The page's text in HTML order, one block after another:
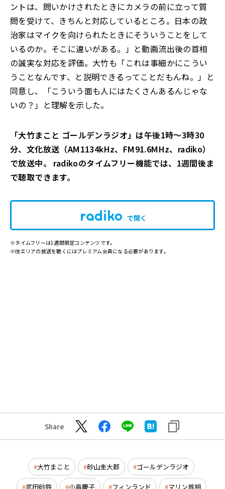
ントは、問いかけされたときにカメラの前に立って質
問を受けて、きちんと対応しているところ。日本の政
治家はマイクを向けられたときにそういうことをして
いるのか。そこに違いがある。」と動画流出後の首相
の誠実な対応を評価。大竹も「これは事細かにこうい
うことなんです、と説明できるってことだもんね。」と
同意し、「こういう面も人にはたくさんあるんじゃな
いの？」と理解を示した。
「大竹まこと ゴールデンラジオ」は午後1時～3時30
分、文化放送（AM1134kHz、FM91.6MHz、radiko）
で放送中。 radikoのタイムフリー機能では、1週間後ま
で聴取できます。
で開く
※タイムフリーは1週間限定コンテンツです。
※他エリアの放送を聴くにはプレミアム会員になる必要があります。
Share
大竹まこと 砂山圭大郎 ゴールデンラジオ
武田砂鉄 小島慶子 フィンランド マリン首相